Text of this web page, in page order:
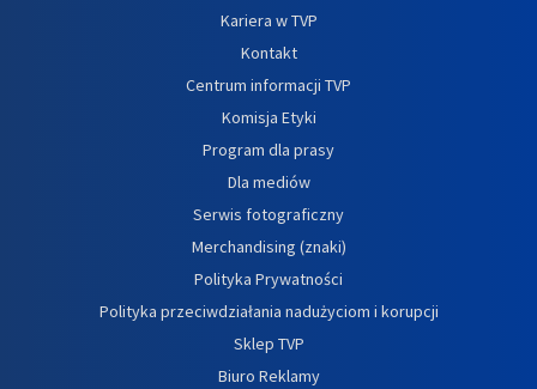
Kariera w TVP
Kontakt
Centrum informacji TVP
Komisja Etyki
Program dla prasy
Dla mediów
Serwis fotograficzny
Merchandising (znaki)
Polityka Prywatności
Polityka przeciwdziałania nadużyciom i korupcji
Sklep TVP
Biuro Reklamy